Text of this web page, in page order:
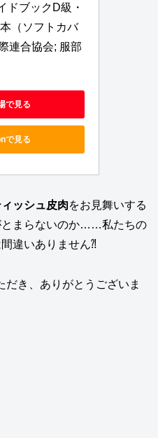
ドブックD級・
（ソフトカバ
連合協会; 服部
で見る
で見る
ッシュ皮肉をお見舞いする
とまらないのか……私たちの
違いありません⁈
き、ありがとうございま